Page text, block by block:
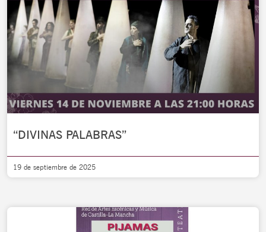
“DIVINAS PALABRAS”
19 de septiembre de 2025